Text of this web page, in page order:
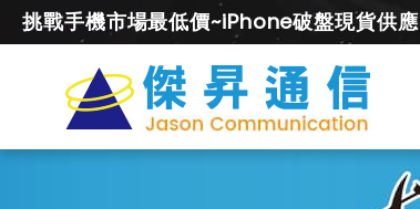
挑戰手機市場最低價~iPhone破盤現貨供應